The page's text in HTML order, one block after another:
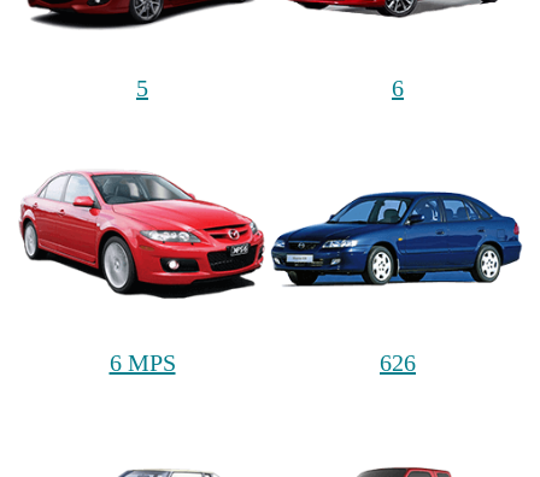
5 6
6 MPS 626